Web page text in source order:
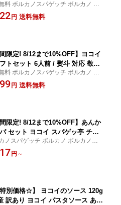
スタソース あんかけスパ あんか
タ あんかけソース あんかけスパ
料 ボルカノスパゲッチ ボルカノ ボ
パスタ
円 送料無料
間限定! 8/12まで10%OFF】ヨコイ
トセット 6人前 / 熨斗 対応 敬老
フト セット プチギフト 国産 ヨ
麺 パスタ パスタソース パスタ
料 ボルカノスパゲッチ ボルカノ ボ
パスタ
円 送料無料
間限定! 8/12まで10%OFF】あんか
セット ヨコイ スパゲッ亭 チャ
ゲティハウス チャオ / 国産 太麺
ソース パスタセット あんかけパ
ノスパゲッチ ボルカノ ボルカノパス
円 ～
別価格☆】 ヨコイのソース 120g
訳あり ヨコイ パスタソース あん